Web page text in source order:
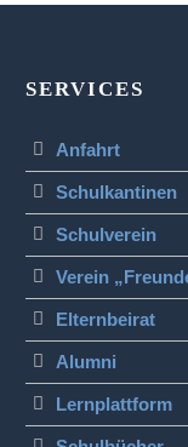
SERVICES
Anfahrt
Schulkantinen
Schulverein
Verein
Elternbeirat
Alumni
Lernplattform